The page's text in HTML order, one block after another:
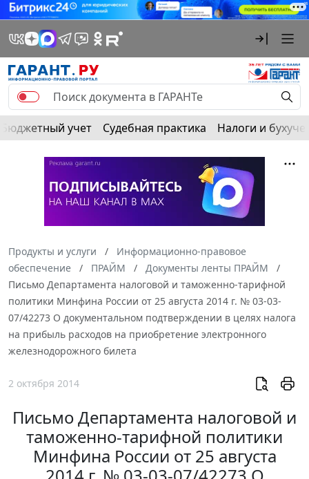
Бюджетный учет Судебная практика Налоги и
Продукты и услуги
Информационно-правовое
обеспечение
ПРАЙМ
Документы ленты ПРАЙМ
Письмо Департамента налоговой и таможенно-тарифной
политики Минфина России от 25 августа 2014 г. № 03-03-
07/42273 О документальном подтверждении в целях налога
на прибыль расходов на приобретение электронного
железнодорожного билета
2 октября 2014
Письмо Департамента налоговой и
таможенно-тарифной политики
Минфина России от 25 августа